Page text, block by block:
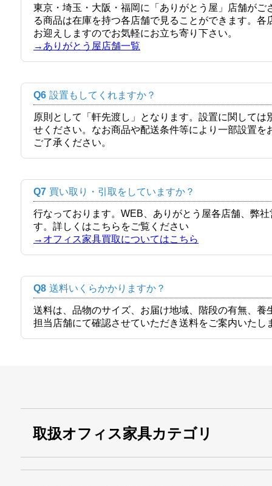
東京・埼玉・大阪・福岡に「ありがとう屋」店舗が
る商品は在庫を持つ各店舗で見ることができます。
お迎えしますのでお気軽にお立ち寄り下さい。
→ありがとう屋店舗一覧
Q6 設置もしてくれますか？
原則として「軒先渡し」となります。設置に関して
せください。なお商品や配送条件等により一部設置
ご了承ください。
Q7 買い取り・引取をしていますか？
行なっております。WEB、ありがとう屋各店舗、弊
す。詳しくはこちらをご覧ください
→オフィス家具買取についてはこちら
Q8 送料いくらかかりますか？
送料は、品物のサイズ、お届け地域、階段の有無、
担当店舗にて確認させていただき送料をご案内いたし
取扱オフィス家具カテゴリ